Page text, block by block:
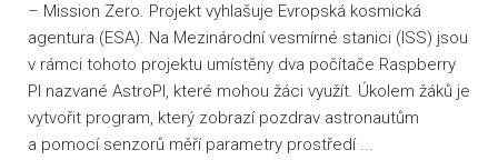
– Mission Zero. Projekt vyhlašuje Evropská kosmická
agentura (ESA). Na Mezinárodní vesmírné stanici (ISS) jsou
v rámci tohoto projektu umístěny dva počítače Raspberry
PI nazvané AstroPI, které mohou žáci využít. Úkolem žáků je
vytvořit program, který zobrazí pozdrav astronautům
a pomocí senzorů měří parametry prostředí ...